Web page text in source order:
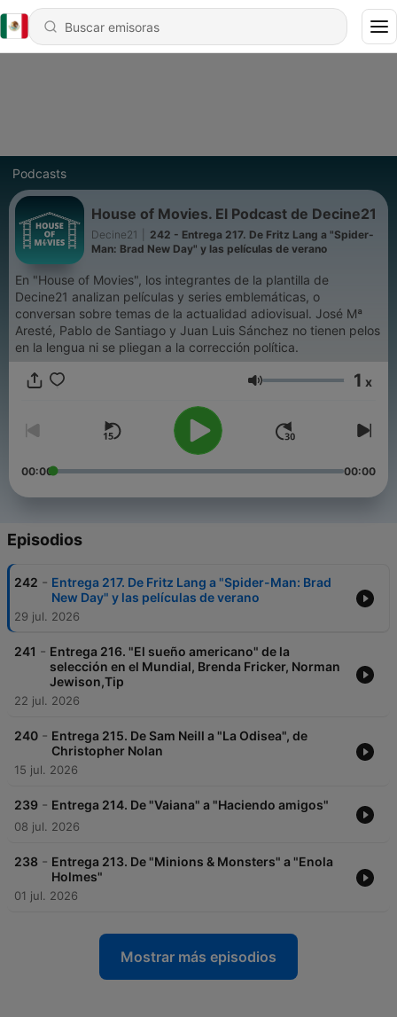
Podcasts
House of Movies. El Podcast de Decine21
Decine21
242 - Entrega 217. De Fritz Lang a "Spider-
Man: Brad New Day" y las películas de verano
En "House of Movies", los integrantes de la plantilla de
Decine21 analizan películas y series emblemáticas, o
conversan sobre temas de la actualidad adiovisual. José Mª
Aresté, Pablo de Santiago y Juan Luis Sánchez no tienen pelos
en la lengua ni se pliegan a la corrección política.
Volumen 1 x
00:00 00:00
Episodios
242 - Entrega 217. De Fritz Lang a "Spider-Man: Brad
New Day" y las películas de verano
29 jul. 2026
241 - Entrega 216. "El sueño americano" de la
selección en el Mundial, Brenda Fricker, Norman
Jewison,Tip
22 jul. 2026
240 - Entrega 215. De Sam Neill a "La Odisea", de
Christopher Nolan
15 jul. 2026
239 - Entrega 214. De "Vaiana" a "Haciendo amigos"
08 jul. 2026
238 - Entrega 213. De "Minions & Monsters" a "Enola
Holmes"
01 jul. 2026
Mostrar más episodios